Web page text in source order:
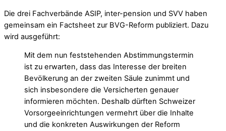
Die drei Fachverbände ASIP, inter-pension und SVV haben
gemeinsam ein Factsheet zur BVG-Reform publiziert. Dazu
wird ausgeführt:
Mit dem nun feststehenden Abstimmungstermin
ist zu erwarten, dass das Interesse der breiten
Bevölkerung an der zweiten Säule zunimmt und
sich insbesondere die Versicherten genauer
informieren möchten. Deshalb dürften Schweizer
Vorsorgeeinrichtungen vermehrt über die Inhalte
und die konkreten Auswirkungen der Reform